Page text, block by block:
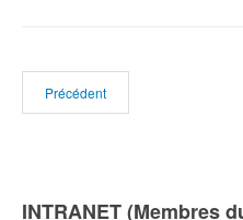
Précédent
INTRANET (Membres